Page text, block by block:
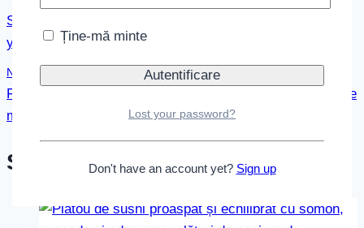
în
articole
Sosuri japoneze – ghid complet: unagi, yakisoba,
yakiniku, teriyaki
Next
Făină tempura: cum o folosești și ce diferențe există între
mărci
Similar Posts
Ține-mă minte
Lost your password?
Don't have an account yet? Sign up